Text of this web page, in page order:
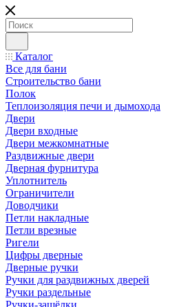
Каталог
Все для бани
Строительство бани
Полок
Теплоизоляция печи и дымохода
Двери
Двери входные
Двери межкомнатные
Раздвижные двери
Дверная фурнитура
Уплотнитель
Ограничители
Доводчики
Петли накладные
Петли врезные
Ригели
Цифры дверные
Дверные ручки
Ручки для раздвижных дверей
Ручки раздельные
Ручки-защёлки